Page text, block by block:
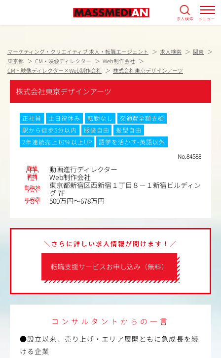
求人検索 メニュー
マーケティング・クリエイティブ 求人・転職エージェント 求人検索
関東
東京都
CM・映像ディレクター
Web制作会社
CM・映像ディレクター×Web制作会社
株式会社東京デザインアーツ
株式会社東京デザインアーツ
正社員 土日祝休み 転勤なし
交通費全額支給
駅から徒歩5分以内
服装自由
髪型自由
2年連続売上10％以上UP
語学を活かす-英語以外
No.84588
職種 動画進行ディレクター
業種 Web制作会社
勤務地
東京都新宿区西新宿１丁目８－１新宿ビルディン
グ 7F
年収例 500万円～678万円
転職支援サービスお申し込み（無料）
＼さらに詳しい求人情報が聞けます！／
コンサルタントからの一言
●設立以来、売り上げ・エリア展開ともに急成長を続
ける企業